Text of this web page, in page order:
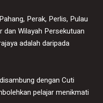
Perak, Perlis, Pulau
dan Wilayah Persekutuan
adalah daripada
dengan Cuti
pelajar menikmati